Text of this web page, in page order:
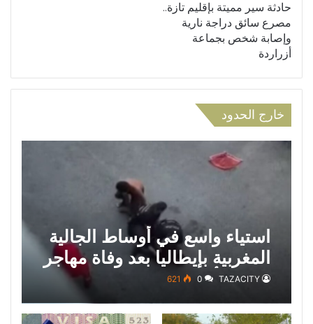
حادثة سير مميتة بإقليم تازة..
مصرع سائق دراجة نارية
وإصابة شخص بجماعة
أزراردة
خارج الحدود
استياء واسع في أوساط الجالية
المغربية بإيطاليا بعد وفاة مهاجر
مغربي أثناء توقيفه من قبل
الشرطة
TAZACITY
0
621